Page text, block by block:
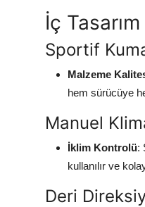
İç
Sportif
Malzeme
hem sürücüye
Manuel
İklim Kontrolü:
kullanılır ve
Deri